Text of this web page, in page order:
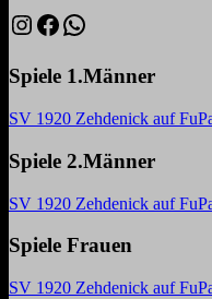
Instagram
Facebook
WhatsApp
Spiele 1.Männer
SV 1920 Zehdenick auf
Spiele 2.Männer
SV 1920 Zehdenick auf
Spiele Frauen
SV 1920 Zehdenick auf